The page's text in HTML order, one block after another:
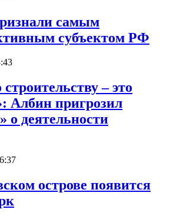
самым
субъектом РФ
– это
Албин пригрозил
о деятельности
острове появится